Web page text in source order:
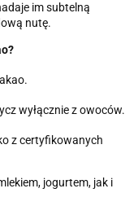
im subtelną
nutę.
wyłącznie z owoców.
z certyfikowanych
jogurtem, jak i